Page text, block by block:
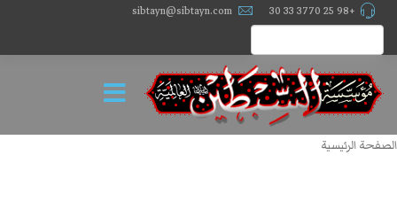
+98 25 3770 33 30
sibtayn@sibtayn.com
الصفحة الرئيسية